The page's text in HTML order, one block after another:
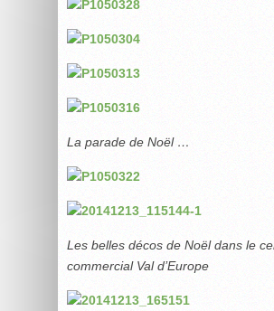
La parade de Noël …
Les belles décos de Noël dans le
commercial Val d’Europe